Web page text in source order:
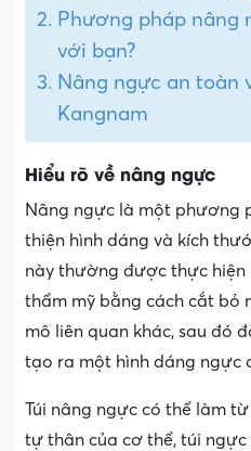
Phương pháp nâng
với bạn?
Nâng ngực an toàn
Kangnam
Hiểu rõ về nâng ngực
Nâng ngực là một phương
thiện hình dáng và kích
này thường được thực
thẩm mỹ bằng cách cắt bỏ
mô liên quan khác, sau đó
tạo ra một hình dáng ngực
Túi nâng ngực có thể làm
tự thân của cơ thể, túi